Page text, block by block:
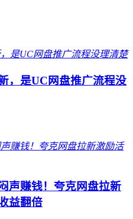
，是UC网盘推广流程没
声赚钱！夸克网盘拉新
益翻倍